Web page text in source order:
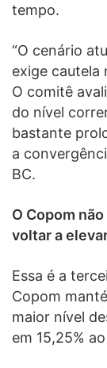
tempo.
“O cenário
exige cautela
O comitê
do nível
bastante
a
BC.
O Copom
voltar a
Essa é a
Copom
maior nível
em 15,25%